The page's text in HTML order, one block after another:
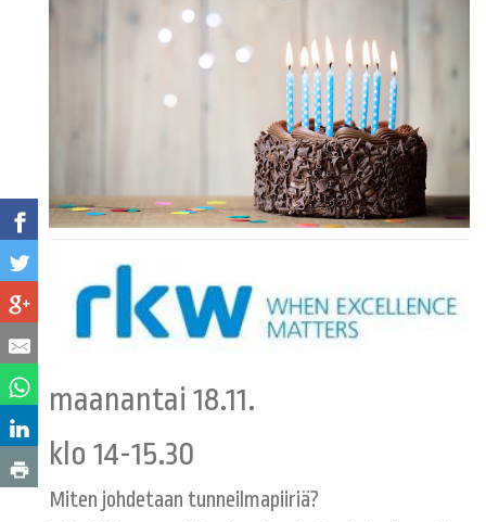
maanantai 18.11.
klo 14-15.30
Miten johdetaan tunneilmapiiriä?